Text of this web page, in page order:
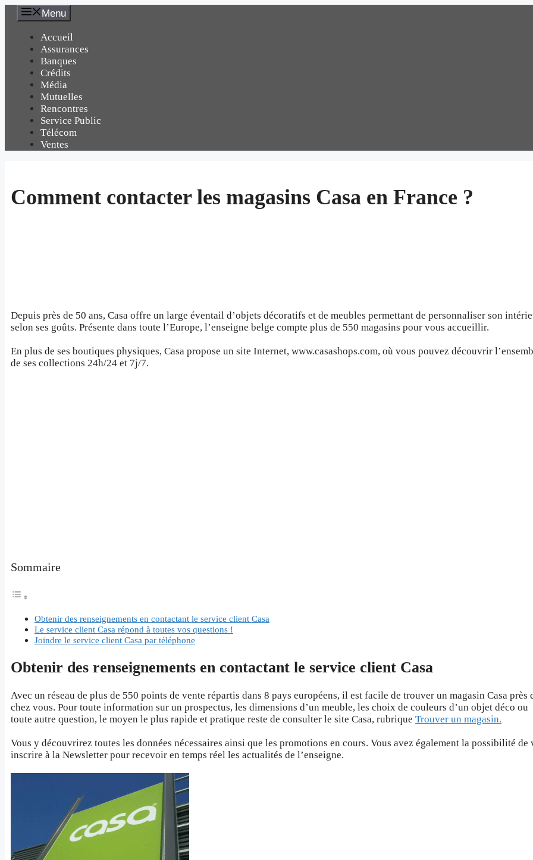
Aller
contenu
Menu
Accueil
Assurances
Banques
Crédits
Média
Mutuelles
Rencontres
Service Public
Télécom
Ventes
Comment contacter les magasins Casa en France ?
Depuis près de 50 ans, Casa offre un large éventail d’objets décoratifs et de meubles permettant de personnaliser son
selon ses goûts. Présente dans toute l’Europe, l’enseigne belge compte plus de 550 magasins pour vous accueillir.
En plus de ses boutiques physiques, Casa propose un site Internet, www.casashops.com, où vous pouvez découvrir
de ses collections 24h/24 et 7j/7.
Sommaire
Obtenir des renseignements en contactant le service client Casa
Le service client Casa répond à toutes vos questions !
Joindre le service client Casa par téléphone
Obtenir des renseignements en contactant le service client Casa
Avec un réseau de plus de 550 points de vente répartis dans 8 pays européens, il est facile de trouver un magasin Casa près
chez vous. Pour toute information sur un prospectus, les dimensions d’un meuble, les choix de couleurs d’un objet déco ou
toute autre question, le moyen le plus rapide et pratique reste de consulter le site Casa, rubrique Trouver un magasin.
Vous y découvrirez toutes les données nécessaires ainsi que les promotions en cours. Vous avez également la possibilité de
inscrire à la Newsletter pour recevoir en temps réel les actualités de l’enseigne.